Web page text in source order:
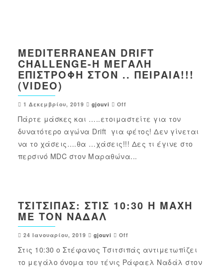
MEDITERRANEAN DRIFT
CHALLENGE-Η ΜΕΓΆΛΗ
ΕΠΙΣΤΡΟΦΉ ΣΤΟΝ .. ΠΕΙΡΑΙΆ!!!
(VIDEO)
1 Δεκεμβρίου, 2019 gjouvi Off
Πάρτε μάσκες και …..ετοιμαστείτε για τον
δυνατότερο αγώνα Drift για φέτος! Δεν γίνεται
να το χάσεις….θα …χάσεις!!! Δες τι έγινε στο
περσινό MDC στον Μαραθώνα...
ΤΣΙΤΣΙΠΆΣ: ΣΤΙΣ 10:30 Η ΜΆΧΗ
ΜΕ ΤΟΝ ΝΑΔΆΛ
24 Ιανουαρίου, 2019 gjouvi Off
Στις 10:30 ο Στέφανος Τσιτσιπάς αντιμετωπίζει
το μεγάλο όνομα του τένις Ράφαελ Ναδάλ στον